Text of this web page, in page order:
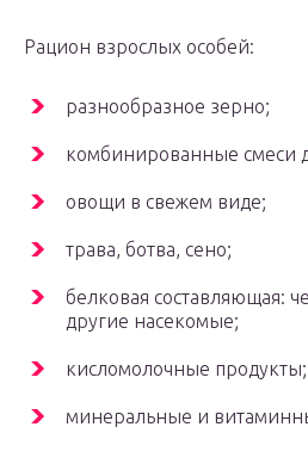
Рацион взрослых особей:
разнообразное зерно;
комбинированные смеси
овощи в свежем виде;
трава, ботва, сено;
белковая составляющая:
другие насекомые;
кисломолочные продукты;
минеральные и